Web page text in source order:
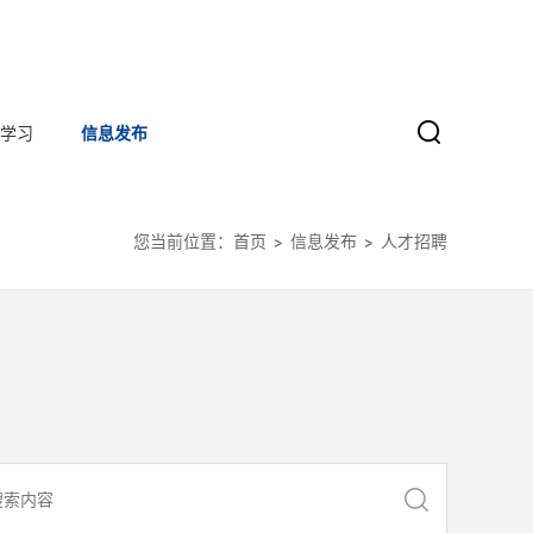
习 信息发布
您当前位置： 首页 信息发布 人才招聘